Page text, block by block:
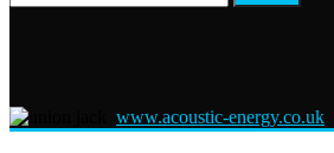
www.acoustic-energy.co.uk